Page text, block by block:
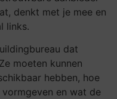
denkt met je mee en
links.
dat
moeten kunnen
hebben, hoe
en wat de